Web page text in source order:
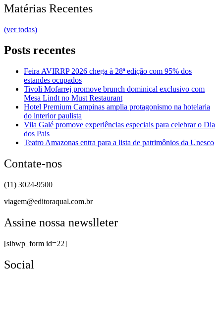
Matérias Recentes
(ver todas)
Posts recentes
Feira AVIRRP 2026 chega à 28ª edição com 95% dos
estandes ocupados
Tivoli Mofarrej promove brunch dominical exclusivo com
Mesa Lindt no Must Restaurant
Hotel Premium Campinas amplia protagonismo na hotelaria
do interior paulista
Vila Galé promove experiências especiais para celebrar o Dia
dos Pais
Teatro Amazonas entra para a lista de patrimônios da Unesco
Contate-nos
(11) 3024-9500
viagem@editoraqual.com.br
Assine nossa newslleter
[sibwp_form id=22]
Social